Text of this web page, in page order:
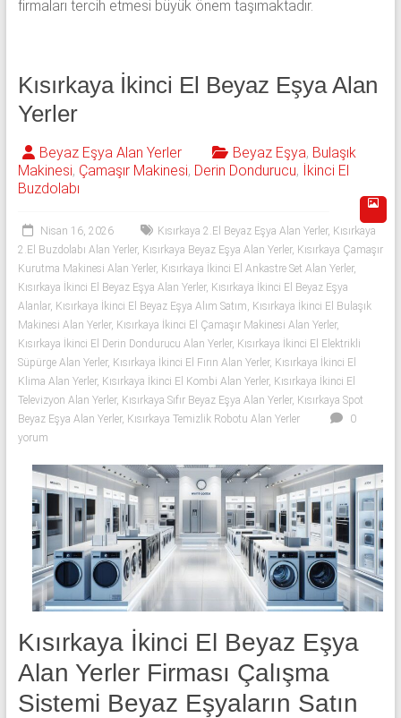
firmaları tercih etmesi büyük önem taşımaktadır.
Kısırkaya İkinci El Beyaz Eşya Alan
Yerler
Beyaz Eşya Alan Yerler Beyaz Eşya, Bulaşık
Makinesi, Çamaşır Makinesi, Derin Dondurucu,
İkinci El
Buzdolabı
Nisan 16, 2026 Kısırkaya 2.El Beyaz Eşya Alan Yerler, Kısırkaya
2.El Buzdolabı Alan Yerler, Kısırkaya Beyaz Eşya Alan Yerler, Kısırkaya Çamaşır
Kurutma Makinesi Alan Yerler, Kısırkaya İkinci El Ankastre Set Alan Yerler,
Kısırkaya İkinci El Beyaz Eşya Alan Yerler, Kısırkaya İkinci El Beyaz Eşya
Alanlar, Kısırkaya İkinci El Beyaz Eşya Alım Satım, Kısırkaya İkinci El Bulaşık
Makinesi Alan Yerler, Kısırkaya İkinci El Çamaşır Makinesi Alan Yerler,
Kısırkaya İkinci El Derin Dondurucu Alan Yerler, Kısırkaya İkinci El Elektrikli
Süpürge Alan Yerler, Kısırkaya İkinci El Fırın Alan Yerler, Kısırkaya İkinci El
Klima Alan Yerler, Kısırkaya İkinci El Kombi Alan Yerler, Kısırkaya İkinci El
Televizyon Alan Yerler, Kısırkaya Sıfır Beyaz Eşya Alan Yerler, Kısırkaya Spot
Beyaz Eşya Alan Yerler, Kısırkaya Temizlik Robotu Alan Yerler
0
yorum
Kısırkaya İkinci El Beyaz Eşya
Alan Yerler Firması Çalışma
Sistemi Beyaz Eşyaların Satın